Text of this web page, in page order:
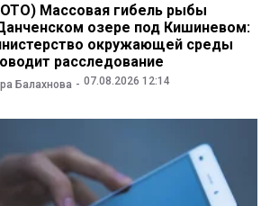
Массовая гибель рыбы
озере под Кишиневом:
окружающей среды
расследование
Балахнова 07.08.2026 12:14